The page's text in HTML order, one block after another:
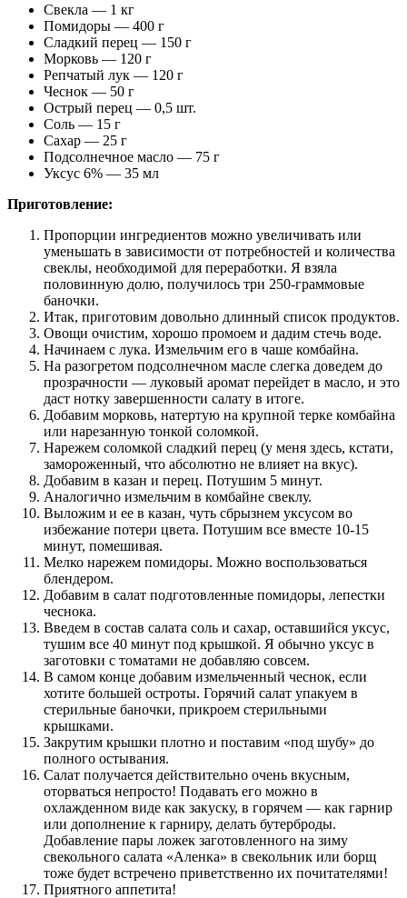
Свекла — 1 кг
Помидоры — 400 г
Сладкий перец — 150 г
Морковь — 120 г
Репчатый лук — 120 г
Чеснок — 50 г
Острый перец — 0,5 шт.
Соль — 15 г
Сахар — 25 г
Подсолнечное масло — 75 г
Уксус 6% — 35 мл
Приготовление:
Пропорции ингредиентов можно увеличивать или
уменьшать в зависимости от потребностей и количества
свеклы, необходимой для переработки. Я взяла
половинную долю, получилось три 250-граммовые
баночки.
Итак, приготовим довольно длинный список продуктов.
Овощи очистим, хорошо промоем и дадим стечь воде.
Начинаем с лука. Измельчим его в чаше комбайна.
На разогретом подсолнечном масле слегка доведем до
прозрачности — луковый аромат перейдет в масло, и это
даст нотку завершенности салату в итоге.
Добавим морковь, натертую на крупной терке комбайна
или нарезанную тонкой соломкой.
Нарежем соломкой сладкий перец (у меня здесь, кстати,
замороженный, что абсолютно не влияет на вкус).
Добавим в казан и перец. Потушим 5 минут.
Аналогично измельчим в комбайне свеклу.
Выложим и ее в казан, чуть сбрызнем уксусом во
избежание потери цвета. Потушим все вместе 10-15
минут, помешивая.
Мелко нарежем помидоры. Можно воспользоваться
блендером.
Добавим в салат подготовленные помидоры, лепестки
чеснока.
Введем в состав салата соль и сахар, оставшийся уксус,
тушим все 40 минут под крышкой. Я обычно уксус в
заготовки с томатами не добавляю совсем.
В самом конце добавим измельченный чеснок, если
хотите большей остроты. Горячий салат упакуем в
стерильные баночки, прикроем стерильными
крышками.
Закрутим крышки плотно и поставим «под шубу» до
полного остывания.
Салат получается действительно очень вкусным,
оторваться непросто! Подавать его можно в
охлажденном виде как закуску, в горячем — как гарнир
или дополнение к гарниру, делать бутерброды.
Добавление пары ложек заготовленного на зиму
свекольного салата «Аленка» в свекольник или борщ
тоже будет встречено приветственно их почитателями!
Приятного аппетита!